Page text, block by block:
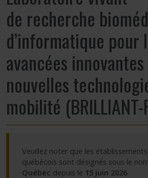
de recherche
d’informatique pour
avancées
nouvelles
mobilité
Veuillez noter que les
québécois sont désignés sous le
Québec depuis le 15 juin 2026.